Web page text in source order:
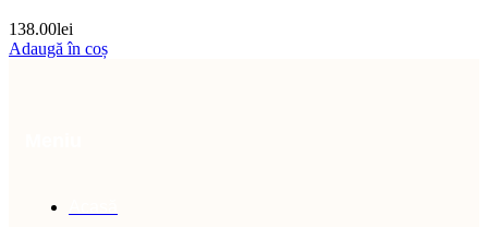
138.00lei
Adaugă în coș